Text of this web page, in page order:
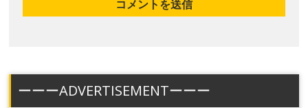
ーーーADVERTISEMENTーーー